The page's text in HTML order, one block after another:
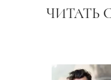
ЧИТАТЬ